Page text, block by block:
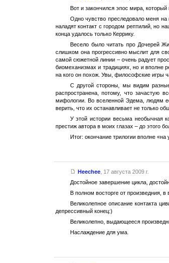
Вот и закончился эпос мира,
Одно чувство преследовало меня на
наладят контакт с городом рептилий, но
конца удалось только Керрику.
Весело было читать про Дочерей
слишком она прогрессивно мыслит для
самой сюжетной линии – очень радует
биомеханизмах и традициях, но и вполне
на кого он похож. Увы, философские игры
С другой стороны, мы видим
распространена, потому, что зачастую
мифологии. Во вселенной Эдема, людям
верить, что их останавливает не только
У этой истории весьма необычная
престиж автора в моих глазах – до этого
Итог: окончание трилогии вполне
Heechee, 17 августа 2009 г.
Достойное завершение цикла,
В полном восторге от произведния,
Великолепное описание контакта
депрессивный конец:)
Великолепно, выдающееся
Наслаждение для ума.